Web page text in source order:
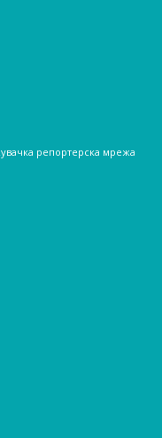
репортерска мрежа